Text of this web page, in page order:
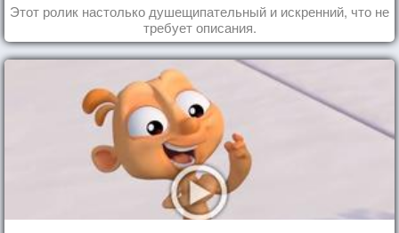
Этот ролик настолько душещипательный и искренний, что не
требует описания.